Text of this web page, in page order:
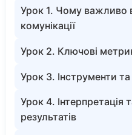
Урок 1. Чому важливо
комунікації
Урок 2. Ключові
Урок 3. Інструменти
Урок 4. Інтерпретація
результатів